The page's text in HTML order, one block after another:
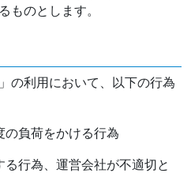
ものとします。
の利用において、以下の行為
の負荷をかける行為
行為、運営会社が不適切と